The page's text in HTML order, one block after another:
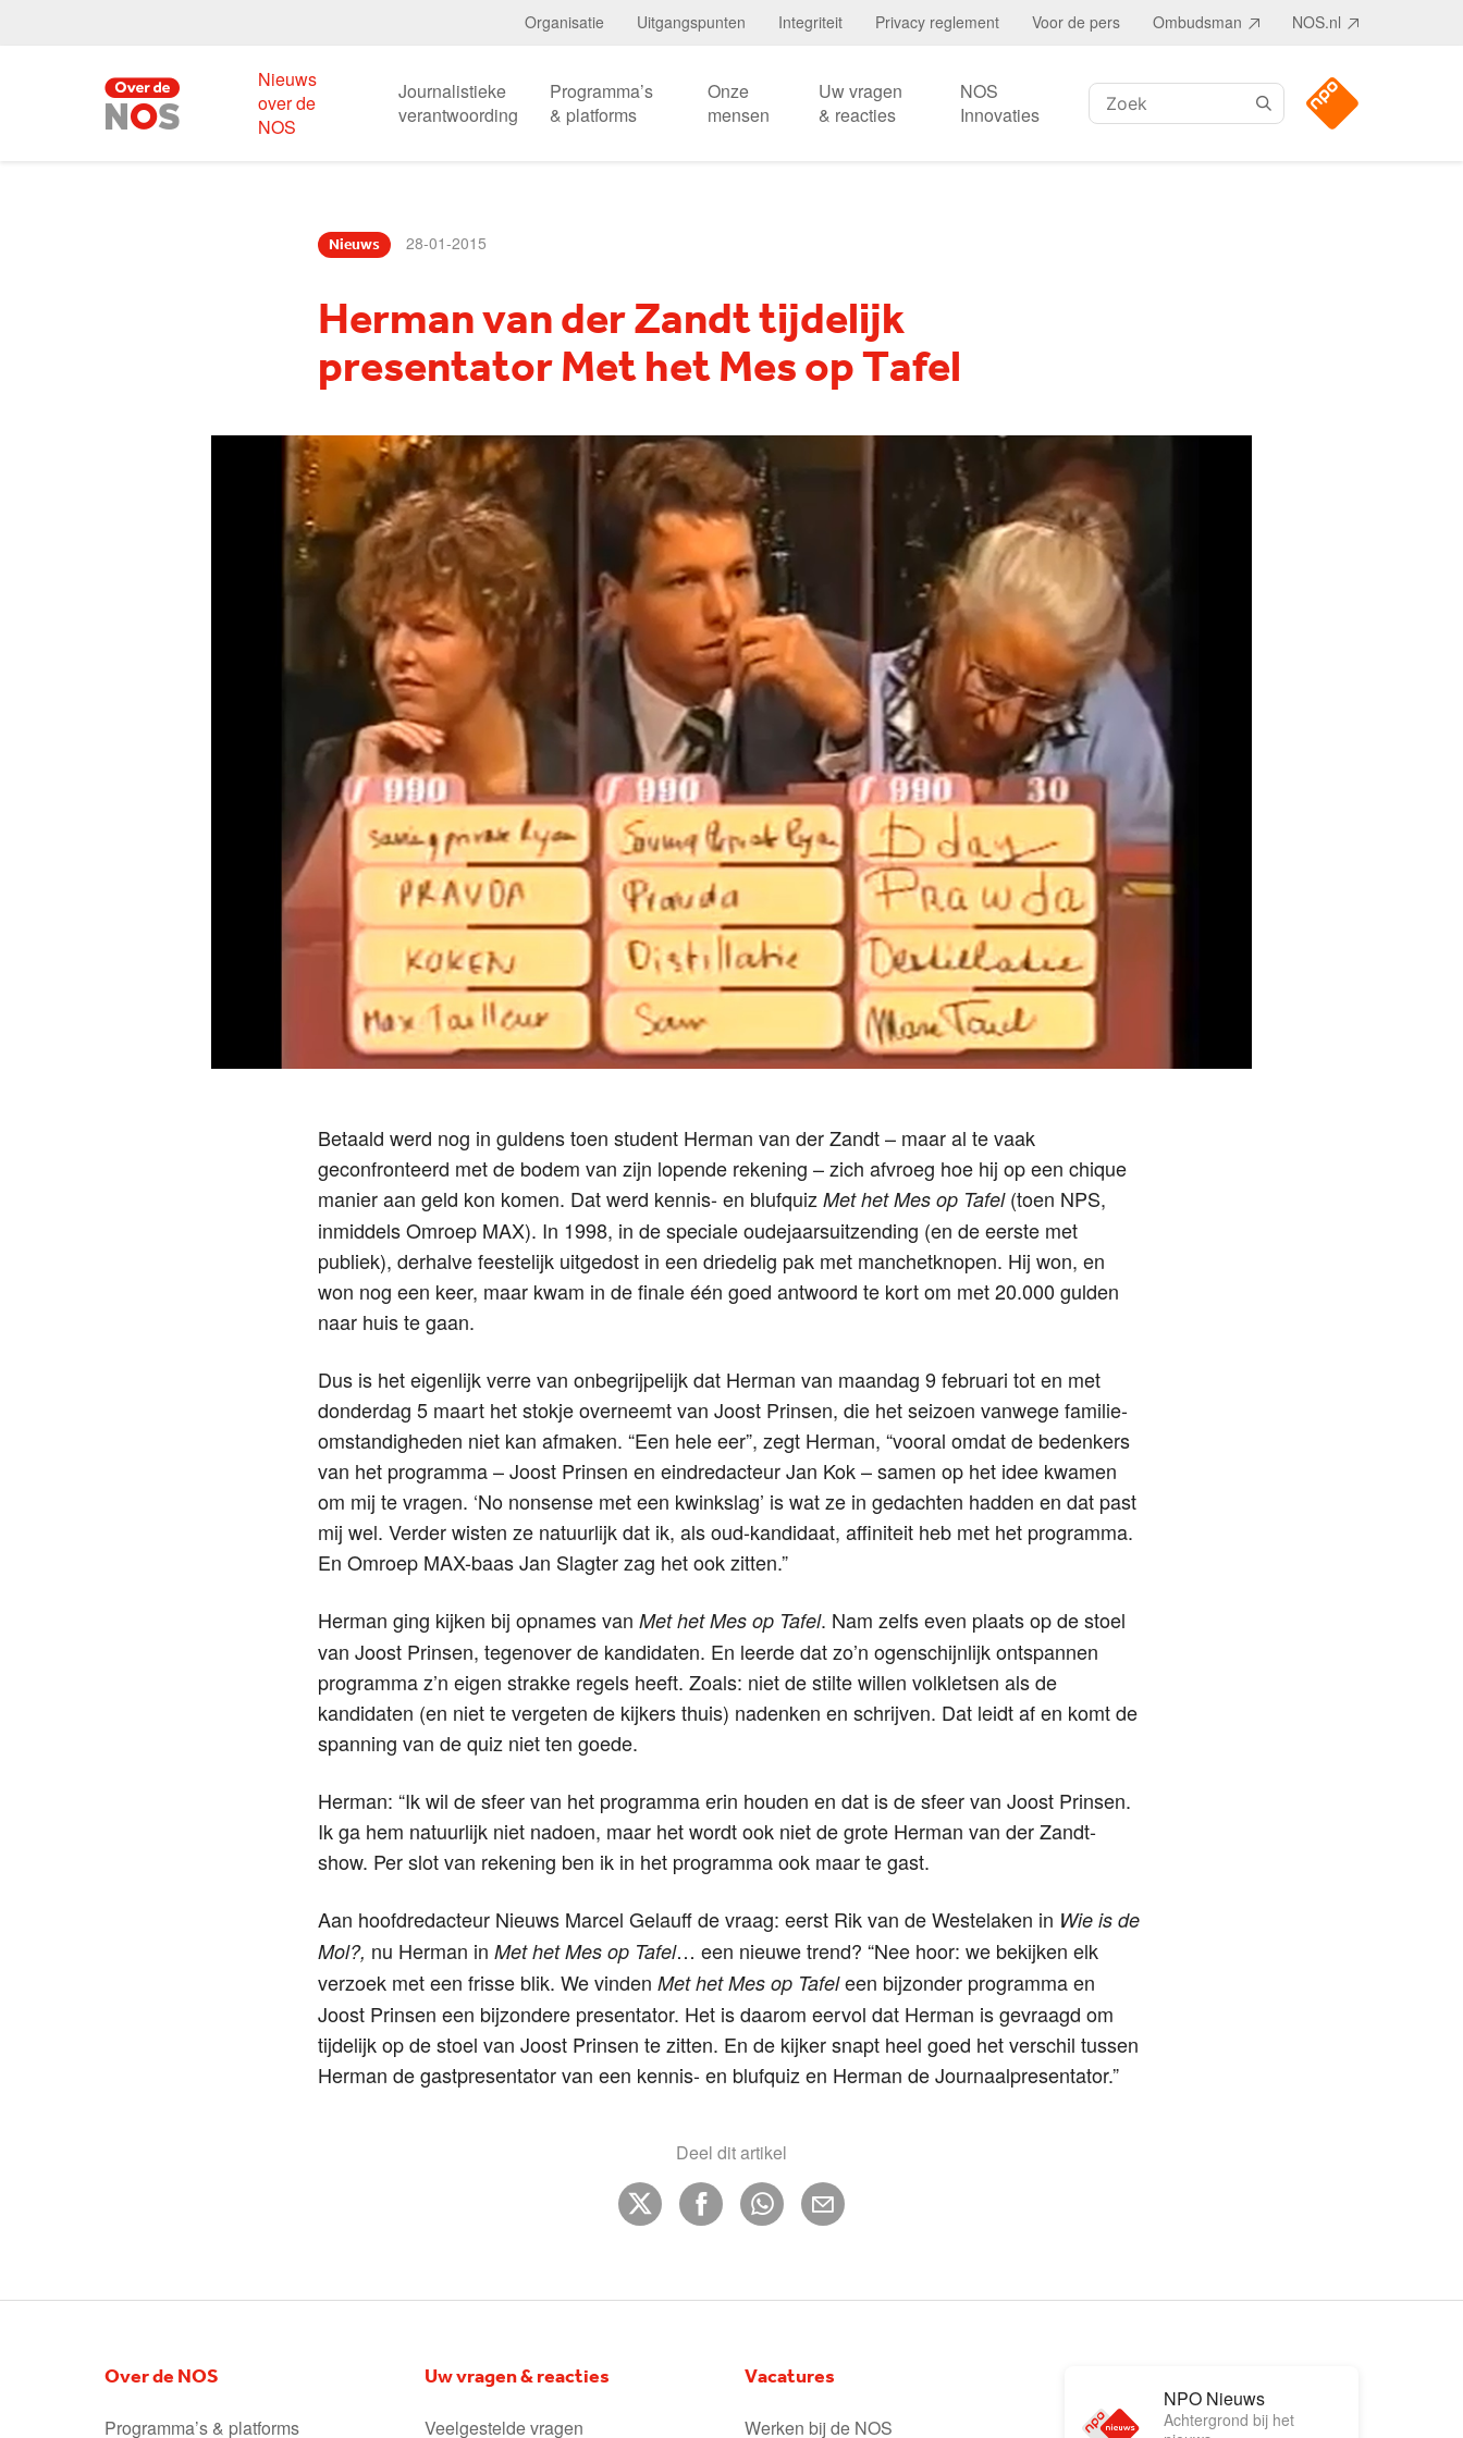
Organisatie Uitgangspunten Integriteit Privacy reglement Voor de pers Ombudsman NOS.nl
Nieuws
over de
NOS
Journalistieke
verantwoording
Programma’s
& platforms
Onze
mensen
Uw vragen
& reacties
NOS
Innovaties
Zoeken:
Nieuws 28-01-2015
Herman van der Zandt tijdelijk
presentator Met het Mes op Tafel
Betaald werd nog in guldens toen student Herman van der Zandt – maar al te vaak
geconfronteerd met de bodem van zijn lopende rekening – zich afvroeg hoe hij op een chique
manier aan geld kon komen. Dat werd kennis- en blufquiz Met het Mes op Tafel(toen NPS,
inmiddels Omroep MAX). In 1998, in de speciale oudejaarsuitzending (en de eerste met
publiek), derhalve feestelijk uitgedost in een driedelig pak met manchetknopen. Hij won, en
won nog een keer, maar kwam in de finale één goed antwoord te kort om met 20.000 gulden
naar huis te gaan.
Dus is het eigenlijk verre van onbegrijpelijk dat Herman van maandag 9 februari tot en met
donderdag 5 maart het stokje overneemt van Joost Prinsen, die het seizoen vanwege familie-
omstandigheden niet kan afmaken. “Een hele eer”, zegt Herman, “vooral omdat de bedenkers
van het programma – Joost Prinsen en eindredacteur Jan Kok – samen op het idee kwamen
om mij te vragen. ‘No nonsense met een kwinkslag’ is wat ze in gedachten hadden en dat past
mij wel. Verder wisten ze natuurlijk dat ik, als oud-kandidaat, affiniteit heb met het programma.
En Omroep MAX-baas Jan Slagter zag het ook zitten.”
Herman ging kijken bij opnames van Met het Mes op Tafel. Nam zelfs even plaats op de stoel
van Joost Prinsen, tegenover de kandidaten. En leerde dat zo’n ogenschijnlijk ontspannen
programma z’n eigen strakke regels heeft. Zoals: niet de stilte willen volkletsen als de
kandidaten (en niet te vergeten de kijkers thuis) nadenken en schrijven. Dat leidt af en komt de
spanning van de quiz niet ten goede.
Herman: “Ik wil de sfeer van het programma erin houden en dat is de sfeer van Joost Prinsen.
Ik ga hem natuurlijk niet nadoen, maar het wordt ook niet de grote Herman van der Zandt-
show. Per slot van rekening ben ik in het programma ook maar te gast.
Aan hoofdredacteur Nieuws Marcel Gelauff de vraag: eerst Rik van de Westelaken in Wie is de
Mol?, nu Herman in Met het Mes op Tafel… een nieuwe trend? “Nee hoor: we bekijken elk
verzoek met een frisse blik. We vinden Met het Mes op Tafeleen bijzonder programma en
Joost Prinsen een bijzondere presentator. Het is daarom eervol dat Herman is gevraagd om
tijdelijk op de stoel van Joost Prinsen te zitten. En de kijker snapt heel goed het verschil tussen
Herman de gastpresentator van een kennis- en blufquiz en Herman de Journaalpresentator.”
Deel dit artikel
Over de NOS
Programma’s & platforms
Uw vragen & reacties
Veelgestelde vragen
Vacatures
Werken bij de NOS
NPO Nieuws
Achtergrond bij het